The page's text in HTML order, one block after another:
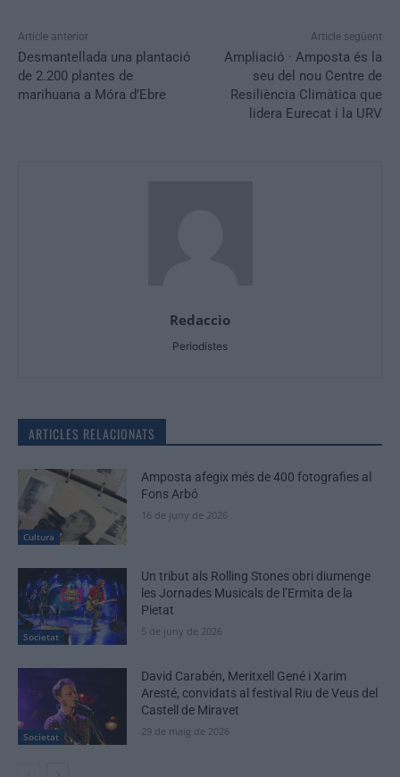
Article anterior
Desmantellada una plantació
de 2.200 plantes de
marihuana a Móra d’Ebre
Article següent
Ampliació · Amposta és la
seu del nou Centre de
Resiliència Climàtica que
lidera Eurecat i la URV
Redaccio
Periodistes
ARTICLES RELACIONATS
Cultura
Amposta afegix més de 400 fotografies al
Fons Arbó
16 de juny de 2026
Societat
Un tribut als Rolling Stones obri diumenge
les Jornades Musicals de l’Ermita de la
Pietat
5 de juny de 2026
Societat
David Carabén, Meritxell Gené i Xarim
Aresté, convidats al festival Riu de Veus del
Castell de Miravet
29 de maig de 2026